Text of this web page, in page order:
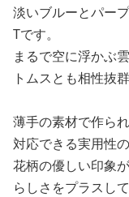
淡いブルーとパー
Tです。
まるで空に浮かぶ
トムスとも相性抜群
薄手の素材で作ら
対応できる実用性
花柄の優しい印象
らしさをプラスして